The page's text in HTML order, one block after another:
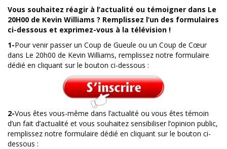
Vous souhaitez réagir à l’actualité ou témoigner dans Le
20H00 de Kevin Williams ? Remplissez l’un des formulaires
ci-dessous et exprimez-vous à la télévision !
1-Pour venir passer un Coup de Gueule ou un Coup de Cœur
dans Le 20h00 de Kevin Williams, remplissez notre formulaire
dédié en cliquant sur le bouton ci-dessous :
2-Vous êtes vous-même dans l’actualité ou vous êtes témoin
d’un fait d’actualité et vous souhaitez sensibiliser l’opinion public,
remplissez notre formulaire dédié en cliquant sur le bouton ci-
dessous :